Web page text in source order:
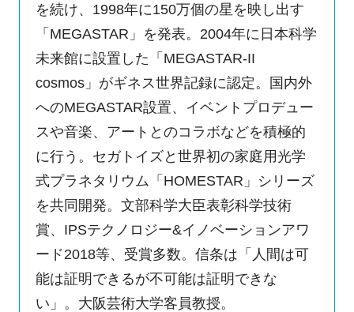
を続け、1998年に150万個の星を映し出す
「MEGASTAR」を発表。2004年に日本科学
未来館に設置した「MEGASTAR-II
cosmos」がギネス世界記録に認定。国内外
へのMEGASTAR設置、イベントプロデュー
スや音楽、アートとのコラボなどを積極的
に行う。セガトイズと世界初の家庭用光学
式プラネタリウム「HOMESTAR」シリーズ
を共同開発。文部科学大臣表彰科学技術
賞、IPSテクノロジー&イノベーションアワ
ード2018等、受賞多数。信条は「人間は可
能は証明できるが不可能は証明できな
い」。大阪芸術大学客員教授。